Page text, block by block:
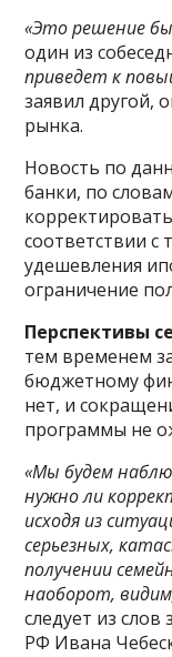
«Это решение
один из
приведет к
заявил другой,
рынка.
Новость по
банки, по
соответствии с
удешевления
ограничение
Перспективы
тем временем
бюджетному
нет, и
программы не
«Мы будем
нужно ли
исходя из
серьезных,
получении
наоборот,
следует из
РФ Ивана